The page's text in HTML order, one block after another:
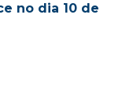
no dia 10 de